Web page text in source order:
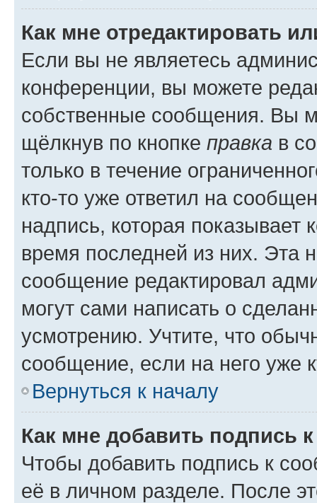
Как мне отредактировать
Если вы не являетесь
конференции, вы можете
собственные сообщения. Вы
щёлкнув по кнопке правка в
только в течение
кто-то уже ответил на
надпись, которая показывает
время последней из них. Эта
сообщение редактировал
могут сами написать о
усмотрению. Учтите, что
сообщение, если на него уже
Вернуться к началу
Как мне добавить подпись
Чтобы добавить подпись к
её в личном разделе. После